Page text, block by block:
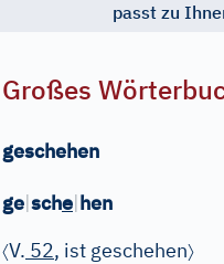
passt zu
Großes
geschehen
ge|sche|hen
〈V. 52, ist geschehen〉